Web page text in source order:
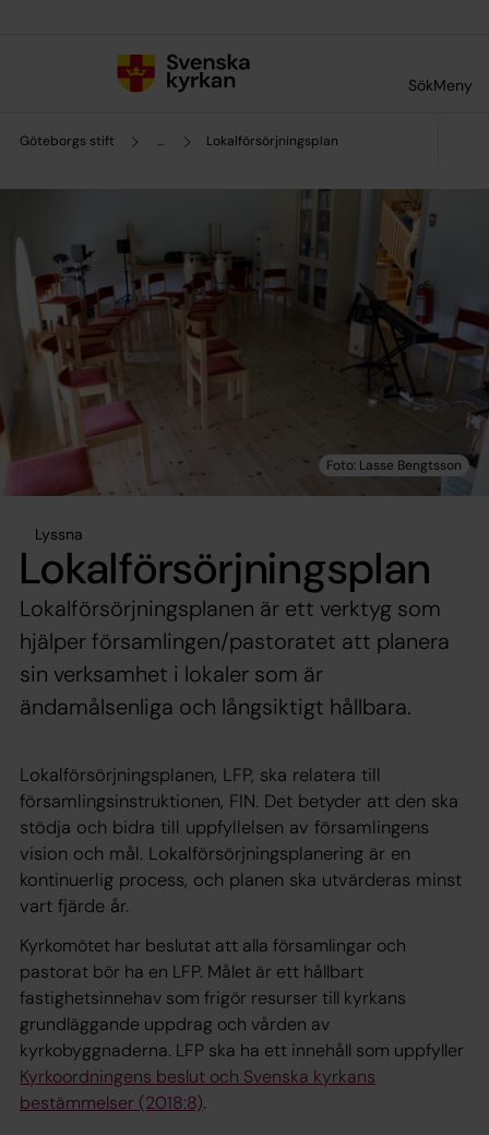
SökMeny
Göteborgs stift ... Lokalförsörjningsplan
Lyssna
Lokalförsörjningsplan
Lokalförsörjningsplanen är ett verktyg som
hjälper församlingen/pastoratet att planera
sin verksamhet i lokaler som är
ändamålsenliga och långsiktigt hållbara.
Lokalförsörjningsplanen, LFP, ska relatera till
församlingsinstruktionen, FIN. Det betyder att den ska
stödja och bidra till uppfyllelsen av församlingens
vision och mål. Lokalförsörjningsplanering är en
kontinuerlig process, och planen ska utvärderas minst
vart fjärde år.​
Kyrkomötet har beslutat att alla församlingar och
pastorat bör ha en LFP. Målet är ett hållbart
fastighetsinnehav som frigör resurser till kyrkans
grundläggande uppdrag och vården av
kyrkobyggnaderna. LFP ska ha ett innehåll som uppfyller
Kyrkoordningens beslut och Svenska kyrkans
bestämmelser (2018:8).